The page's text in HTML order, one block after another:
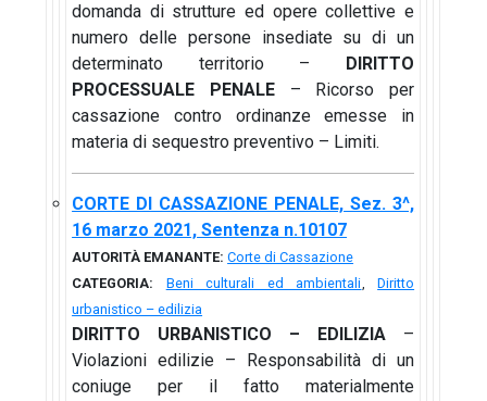
domanda di strutture ed opere collettive e
numero delle persone insediate su di un
determinato territorio –
DIRITTO
PROCESSUALE PENALE– Ricorso per
cassazione contro ordinanze emesse in
materia di sequestro preventivo – Limiti.
CORTE DI CASSAZIONE PENALE, Sez. 3^,
16 marzo 2021, Sentenza n.10107
AUTORITÀ EMANANTE: Corte di Cassazione
CATEGORIA:
Beni culturali ed ambientali,Diritto
urbanistico – edilizia
DIRITTO URBANISTICO – EDILIZIA –
Violazioni edilizie – Responsabilità di un
coniuge per il fatto materialmente